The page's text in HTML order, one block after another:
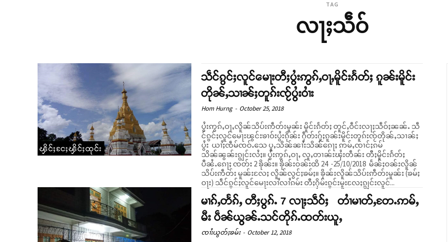
TAG
လႃႈသဵဝ်
ၾိင်ႈငႄႈၾိင်ႈထုင်း
သဵင်ၵွင်ႈလူင်မေႃးတီႈပွႆးဢွၵ်ႇဝႃႇမိူင်းၵႅတ်ႈ ၵူၼ်းမိူင်း
တိုၼ်ႇသၢၼ်ႈတူၵ်းၸႂ်ပွႆးဝၢႆး
Hom Hurng - October 25, 2018
ပွႆးဢွၵ်ႇဝႃႇလိူၼ်သိပ်းဢဵတ်းမူၼ်း မိူင်းၵႅတ်ႈ တူင်ႇဝဵင်းလႃႈသဵဝ်ႈၼၼ်ႉ သဵ
င်ၵွင်ႈလူင်မေႃးၽွင်းၶၢဝ်းပွႆးၵိုၼ်း ႁဵတ်းႁႂ်ႈၵူၼ်းမိူင်းတူၵ်းၸႂ်တိုၼ်ႇသၢၼ်ႈ
ပွႆး ယၢႆႈၸဵမ်ၸဝ်ႉသေ ပူႇသိၼ်ၼၢႆးသိၼ်ၵေႃႈ ဢမ်ႇၸၢင်ႈၵမ်
သိၼ်ၼွၼ်းၵျွင်းလႆႈ။ ပွႆးဢွၵ်ႇဝႃႇ လူႇတၢၼ်းၾႆးတဵၼ်း တီႈမိူင်းၵႅတ်ႈ
ပီၼႆႉၵေႃႈ ၸတ်း 2 ၶိုၼ်း။ ၶိုၼ်းဝၼ်းထိ 24 -25/10/2018 မႅၼ်ႈဝၼ်းလိူၼ်
သိပ်းဢဵတ်း မူၼ်းလႄႈ လိူၼ်လွင်ႈၶမ်ႈ။ ၶိုၼ်းလိူၼ်သိပ်းဢဵတ်းမူၼ်း (ၶမ်ႈ
ဝႃး) သဵင်ၵွင်ႈလူင်မေႃးလၢႆလၢႆၵမ်း တီႈႁိမ်းၵွင်းမူးလႄႈၵျွင်းလူင်...
မၢၵ်ႇတႅၵ်ႇ တီႈပွၵ်ႉ 7 လႃႈသဵဝ်ႈ တၢႆမၢတ်ႇတႄႉဢမ်ႇ
မီး ပဵၼ်ယွၼ်ႉသင်တိုၵ်ႉထတ်းယူႇ
ၸၢႆးယွတ်ႈၶမ်း - October 12, 2018